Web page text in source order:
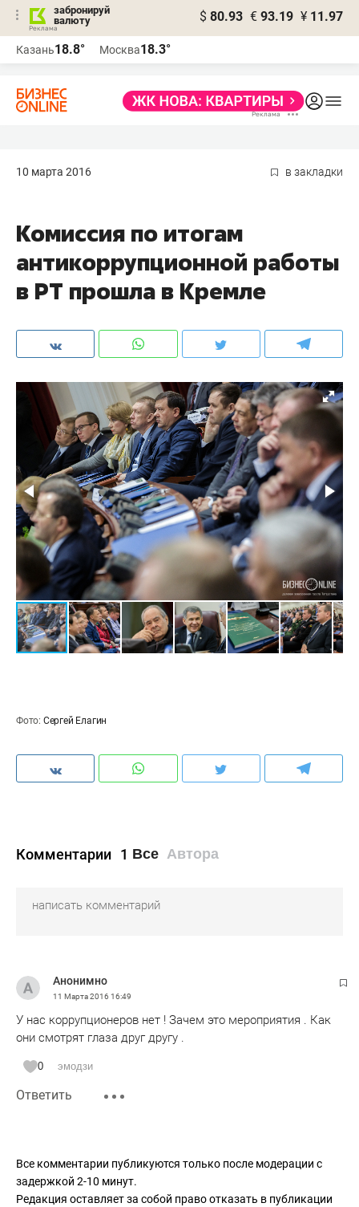
забронируй
валюту
$ 80.93 € 93.19 ¥ 11.97
Казань18.8° Москва18.3°
10 марта 2016 в закладки
Комиссия по итогам
антикоррупционной работы
в РТ прошла в Кремле
Фото: Сергей Елагин
Комментарии 1 Все Автора
Анонимно
11 Марта 2016 16:49
У нас коррупционеров нет ! Зачем это мероприятия . Как
они смотрят глаза друг другу .
0 эмодзи
Ответить
Все комментарии публикуются только после модерации с
задержкой 2-10 минут.
Редакция оставляет за собой право отказать в публикации